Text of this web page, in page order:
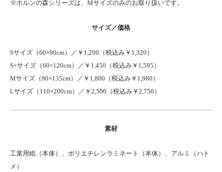
※ホルンの森シリーズは、Mサイズのみのお取り扱いです。
サイズ／価格
Sサイズ（60×90cm）／￥1,200（税込み￥1,320）
S+サイズ（60×120cm）／￥1,450（税込み￥1,595）
Mサイズ（90×135cm）／￥1,800（税込み￥1,980）
Lサイズ（110×200cm）／￥2,500（税込み￥2,750）
素材
工業用紙（本体）、ポリエチレンラミネート（本体）、アルミ（ハト
メ）